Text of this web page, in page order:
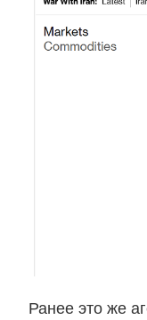
Ранее это же